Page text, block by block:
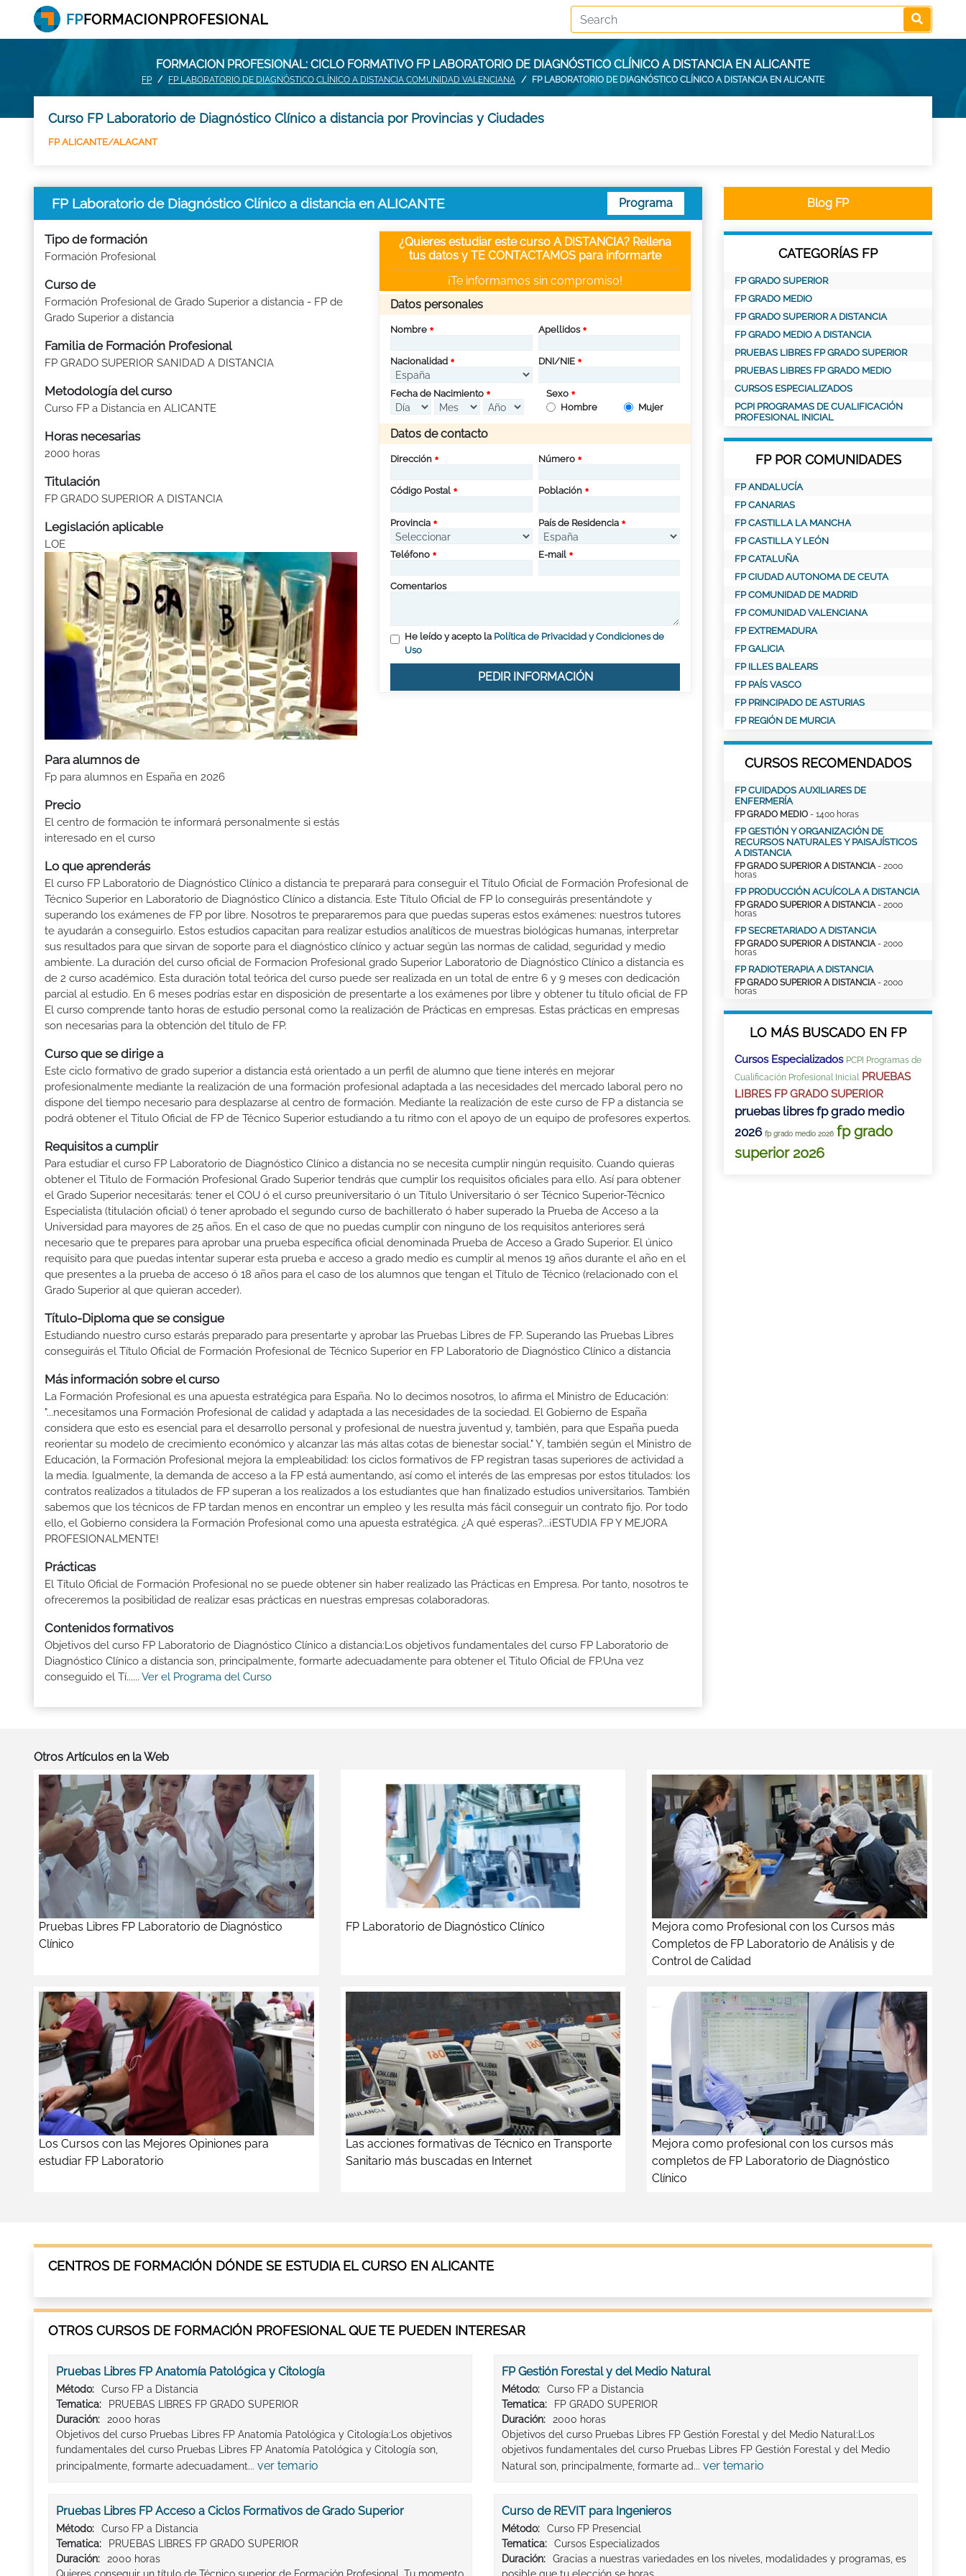
FORMACION PROFESIONAL: CICLO FORMATIVO FP LABORATORIO DE DIAGNÓSTICO CLÍNICO A DISTANCIA EN ALICANTE
FP FP LABORATORIO DE DIAGNÓSTICO CLÍNICO A DISTANCIA COMUNIDAD VALENCIANA FP LABORATORIO DE DIAGNÓSTICO CLÍNICO A DISTANCIA EN ALICANTE
Curso FP Laboratorio de Diagnóstico Clínico a distancia por Provincias y Ciudades
FP ALICANTE/ALACANT
FP Laboratorio de Diagnóstico Clínico a distancia en ALICANTE Programa
Tipo de formación
Formación Profesional
Curso de
Formación Profesional de Grado Superior a distancia - FP de
Grado Superior a distancia
Familia de Formación Profesional
FP GRADO SUPERIOR SANIDAD A DISTANCIA
Metodología del curso
Curso FP a Distancia en ALICANTE
Horas necesarias
2000 horas
Titulación
FP GRADO SUPERIOR A DISTANCIA
Legislación aplicable
LOE
Para alumnos de
Fp para alumnos en España en 2026
Precio
El centro de formación te informará personalmente si estás
interesado en el curso
¿Quieres estudiar este curso A DISTANCIA? Rellena
tus datos y TE CONTACTAMOS para informarte
¡Te informamos sin compromiso!
Datos personales
Nombre Apellidos
Nacionalidad DNI/NIE
Fecha de Nacimiento
Sexo
Hombre
Mujer
Datos de contacto
Dirección Número
Código Postal Población
Provincia País de Residencia
Teléfono E-mail
Comentarios
He leído y acepto la Política de Privacidad y Condiciones de
Uso
PEDIR INFORMACIÓN
Lo que aprenderás
El curso FP Laboratorio de Diagnóstico Clínico a distancia te preparará para conseguir el Título Oficial de Formación Profesional de
Técnico Superior en Laboratorio de Diagnóstico Clínico a distancia. Este Título Oficial de FP lo conseguirás presentándote y
superando los exámenes de FP por libre. Nosotros te prepararemos para que puedas superas estos exámenes: nuestros tutores
te ayudarán a conseguirlo. Estos estudios capacitan para realizar estudios analíticos de muestras biológicas humanas, interpretar
sus resultados para que sirvan de soporte para el diagnóstico clínico y actuar según las normas de calidad, seguridad y medio
ambiente. La duración del curso oficial de Formacion Profesional grado Superior Laboratorio de Diagnóstico Clínico a distancia es
de 2 curso académico. Esta duración total teórica del curso puede ser realizada en un total de entre 6 y 9 meses con dedicación
parcial al estudio. En 6 meses podrías estar en disposición de presentarte a los exámenes por libre y obtener tu título oficial de FP
El curso comprende tanto horas de estudio personal como la realización de Prácticas en empresas. Estas prácticas en empresas
son necesarias para la obtención del título de FP.
Curso que se dirige a
Este ciclo formativo de grado superior a distancia está orientado a un perfil de alumno que tiene interés en mejorar
profesionalmente mediante la realización de una formación profesional adaptada a las necesidades del mercado laboral pero no
dispone del tiempo necesario para desplazarse al centro de formación. Mediante la realización de este curso de FP a distancia se
podrá obtener el Titulo Oficial de FP de Técnico Superior estudiando a tu ritmo con el apoyo de un equipo de profesores expertos.
Requisitos a cumplir
Para estudiar el curso FP Laboratorio de Diagnóstico Clínico a distancia no se necesita cumplir ningún requisito. Cuando quieras
obtener el Titulo de Formación Profesional Grado Superior tendrás que cumplir los requisitos oficiales para ello. Así para obtener
el Grado Superior necesitarás: tener el COU ó el curso preuniversitario ó un Título Universitario ó ser Técnico Superior-Técnico
Especialista (titulación oficial) ó tener aprobado el segundo curso de bachillerato ó haber superado la Prueba de Acceso a la
Universidad para mayores de 25 años. En el caso de que no puedas cumplir con ninguno de los requisitos anteriores será
necesario que te prepares para aprobar una prueba específica oficial denominada Prueba de Acceso a Grado Superior. El único
requisito para que puedas intentar superar esta prueba e acceso a grado medio es cumplir al menos 19 años durante el año en el
que presentes a la prueba de acceso ó 18 años para el caso de los alumnos que tengan el Título de Técnico (relacionado con el
Grado Superior al que quieran acceder).
Título-Diploma que se consigue
Estudiando nuestro curso estarás preparado para presentarte y aprobar las Pruebas Libres de FP. Superando las Pruebas Libres
conseguirás el Título Oficial de Formación Profesional de Técnico Superior en FP Laboratorio de Diagnóstico Clínico a distancia
Más información sobre el curso
La Formación Profesional es una apuesta estratégica para España. No lo decimos nosotros, lo afirma el Ministro de Educación:
"...necesitamos una Formación Profesional de calidad y adaptada a las necesidades de la sociedad. El Gobierno de España
considera que esto es esencial para el desarrollo personal y profesional de nuestra juventud y, también, para que España pueda
reorientar su modelo de crecimiento económico y alcanzar las más altas cotas de bienestar social." Y, también según el Ministro de
Educación, la Formación Profesional mejora la empleabilidad: los ciclos formativos de FP registran tasas superiores de actividad a
la media. Igualmente, la demanda de acceso a la FP está aumentando, así como el interés de las empresas por estos titulados: los
contratos realizados a titulados de FP superan a los realizados a los estudiantes que han finalizado estudios universitarios. También
sabemos que los técnicos de FP tardan menos en encontrar un empleo y les resulta más fácil conseguir un contrato fijo. Por todo
ello, el Gobierno considera la Formación Profesional como una apuesta estratégica. ¿A qué esperas?...¡ESTUDIA FP Y MEJORA
PROFESIONALMENTE!
Prácticas
El Título Oficial de Formación Profesional no se puede obtener sin haber realizado las Prácticas en Empresa. Por tanto, nosotros te
ofreceremos la posibilidad de realizar esas prácticas en nuestras empresas colaboradoras.
Contenidos formativos
Objetivos del curso FP Laboratorio de Diagnóstico Clínico a distancia:Los objetivos fundamentales del curso FP Laboratorio de
Diagnóstico Clínico a distancia son, principalmente, formarte adecuadamente para obtener el Titulo Oficial de FP.Una vez
conseguido el Tí...... Ver el Programa del Curso
Blog FP
CATEGORÍAS FP
FP GRADO SUPERIOR
FP GRADO MEDIO
FP GRADO SUPERIOR A DISTANCIA
FP GRADO MEDIO A DISTANCIA
PRUEBAS LIBRES FP GRADO SUPERIOR
PRUEBAS LIBRES FP GRADO MEDIO
CURSOS ESPECIALIZADOS
PCPI PROGRAMAS DE CUALIFICACIÓN
PROFESIONAL INICIAL
FP POR COMUNIDADES
FP ANDALUCÍA
FP CANARIAS
FP CASTILLA LA MANCHA
FP CASTILLA Y LEÓN
FP CATALUÑA
FP CIUDAD AUTONOMA DE CEUTA
FP COMUNIDAD DE MADRID
FP COMUNIDAD VALENCIANA
FP EXTREMADURA
FP GALICIA
FP ILLES BALEARS
FP PAÍS VASCO
FP PRINCIPADO DE ASTURIAS
FP REGIÓN DE MURCIA
CURSOS RECOMENDADOS
FP CUIDADOS AUXILIARES DE
ENFERMERÍA
FP GRADO MEDIO - 1400 horas
FP GESTIÓN Y ORGANIZACIÓN DE
RECURSOS NATURALES Y PAISAJÍSTICOS
A DISTANCIA
FP GRADO SUPERIOR A DISTANCIA- 2000
horas
FP PRODUCCIÓN ACUÍCOLA A DISTANCIA
FP GRADO SUPERIOR A DISTANCIA- 2000
horas
FP SECRETARIADO A DISTANCIA
FP GRADO SUPERIOR A DISTANCIA- 2000
horas
FP RADIOTERAPIA A DISTANCIA
FP GRADO SUPERIOR A DISTANCIA- 2000
horas
LO MÁS BUSCADO EN FP
Cursos Especializados PCPI Programas de
Cualificación Profesional Inicial PRUEBAS
LIBRES FP GRADO SUPERIOR
pruebas libres fp grado medio
2026 fp grado medio 2026 fp grado
superior 2026
Otros Artículos en la Web
Pruebas Libres FP Laboratorio de Diagnóstico
Clínico
FP Laboratorio de Diagnóstico Clínico
Mejora como Profesional con los Cursos más
Completos de FP Laboratorio de Análisis y de
Control de Calidad
Los Cursos con las Mejores Opiniones para
estudiar FP Laboratorio
Las acciones formativas de Técnico en Transporte
Sanitario más buscadas en Internet
Mejora como profesional con los cursos más
completos de FP Laboratorio de Diagnóstico
Clínico
CENTROS DE FORMACIÓN DÓNDE SE ESTUDIA EL CURSO EN ALICANTE
OTROS CURSOS DE FORMACIÓN PROFESIONAL QUE TE PUEDEN INTERESAR
Pruebas Libres FP Anatomía Patológica y Citología
Método:
Curso FP a Distancia
Tematica:
PRUEBAS LIBRES FP GRADO SUPERIOR
Duración:
2000 horas
Objetivos del curso Pruebas Libres FP Anatomía Patológica y Citología:Los objetivos
fundamentales del curso Pruebas Libres FP Anatomía Patológica y Citología son,
principalmente, formarte adecuadament... ver temario
FP Gestión Forestal y del Medio Natural
Método:
Curso FP a Distancia
Tematica:
FP GRADO SUPERIOR
Duración:
2000 horas
Objetivos del curso Pruebas Libres FP Gestión Forestal y del Medio Natural:Los
objetivos fundamentales del curso Pruebas Libres FP Gestión Forestal y del Medio
Natural son, principalmente, formarte ad... ver temario
Pruebas Libres FP Acceso a Ciclos Formativos de Grado Superior
Método:
Curso FP a Distancia
Tematica:
PRUEBAS LIBRES FP GRADO SUPERIOR
Duración:
2000 horas
Quieres conseguir un título de Técnico superior de Formación Profesional. Tu momento
Curso de REVIT para Ingenieros
Método:
Curso FP Presencial
Tematica:
Cursos Especializados
Duración:
Gracias a nuestras variedades en los niveles, modalidades y programas, es
posible que tu elección se horas